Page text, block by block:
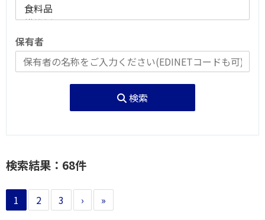
保有者
検索
検索結果：68件
1 2 3 › »